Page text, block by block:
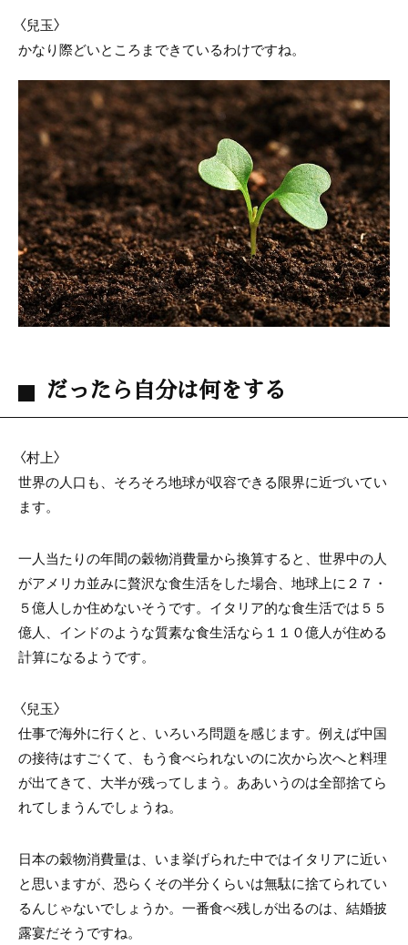
〈兒玉〉
かなり際どいところまできているわけですね。
だったら自分は何をする
〈村上〉
世界の人口も、そろそろ地球が収容できる限界に近づいてい
ます。
一人当たりの年間の穀物消費量から換算すると、世界中の人
がアメリカ並みに贅沢な食生活をした場合、地球上に２７・
５億人しか住めないそうです。イタリア的な食生活では５５
億人、インドのような質素な食生活なら１１０億人が住める
計算になるようです。
〈兒玉〉
仕事で海外に行くと、いろいろ問題を感じます。例えば中国
の接待はすごくて、もう食べられないのに次から次へと料理
が出てきて、大半が残ってしまう。ああいうのは全部捨てら
れてしまうんでしょうね。
日本の穀物消費量は、いま挙げられた中ではイタリアに近い
と思いますが、恐らくその半分くらいは無駄に捨てられてい
るんじゃないでしょうか。一番食べ残しが出るのは、結婚披
露宴だそうですね。